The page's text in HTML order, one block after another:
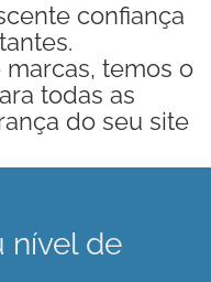
confiança
temos o
todas as
do seu site
nível de